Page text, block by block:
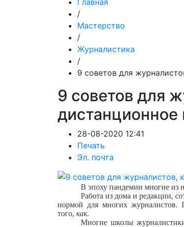
Главная
/
Мастерство
/
Журналистика
/
9 советов для
9 советов для
дистанционное
28-08-2020 12:41
Печать
Эл. почта
В эпоху пандемии многие из
Работа из дома и редакции,
нормой для многих журналистов.
того, как.
Многие школы